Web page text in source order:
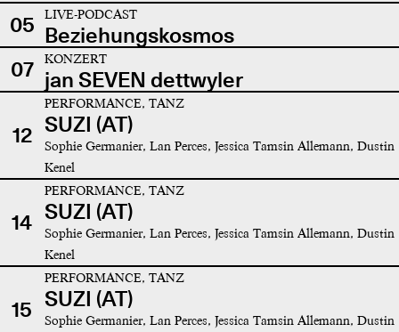
05 LIVE-PODCAST
Beziehungskosmos
07
KONZERT
jan SEVEN dettwyler
12
PERFORMANCE, TANZ
SUZI (AT)
Sophie Germanier, Lan Perces, Jessica Tamsin Allemann, Dustin
Kenel
14
PERFORMANCE, TANZ
SUZI (AT)
Sophie Germanier, Lan Perces, Jessica Tamsin Allemann, Dustin
Kenel
15
PERFORMANCE, TANZ
SUZI (AT)
Sophie Germanier, Lan Perces, Jessica Tamsin Allemann, Dustin